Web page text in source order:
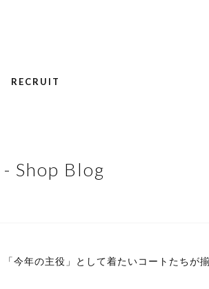
RECRUIT
- Shop Blog
今年の主役」として着たいコートたちが